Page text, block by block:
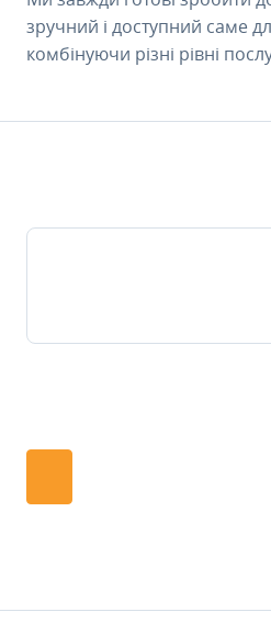
зручний і доступний саме
комбінуючи різні рівні